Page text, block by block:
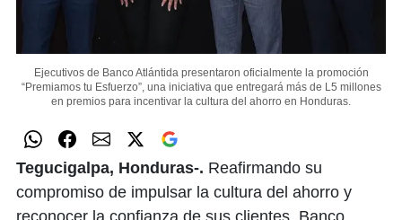
Ejecutivos de Banco Atlántida presentaron oficialmente la promoción
“Premiamos tu Esfuerzo”, una iniciativa que entregará más de L5 millones
en premios para incentivar la cultura del ahorro en Honduras.
Tegucigalpa, Honduras-. Reafirmando su
compromiso de impulsar la cultura del ahorro y